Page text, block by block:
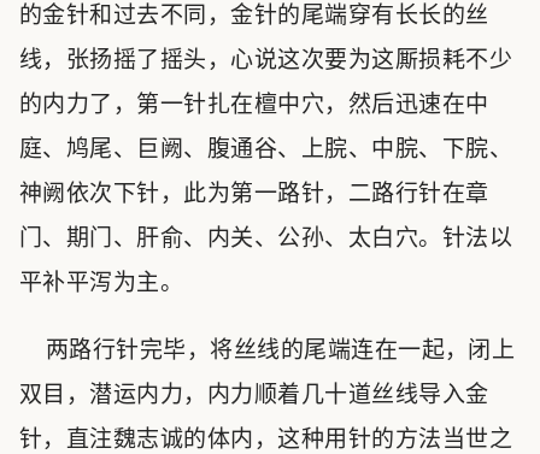
的金针和过去不同，金针的尾端穿有长长的丝
线，张扬摇了摇头，心说这次要为这厮损耗不少
的内力了，第一针扎在檀中穴，然后迅速在中
庭、鸠尾、巨阙、腹通谷、上脘、中脘、下脘、
神阙依次下针，此为第一路针，二路行针在章
门、期门、肝俞、内关、公孙、太白穴。针法以
平补平泻为主。
两路行针完毕，将丝线的尾端连在一起，闭上
双目，潜运内力，内力顺着几十道丝线导入金
针，直注魏志诚的体内，这种用针的方法当世之